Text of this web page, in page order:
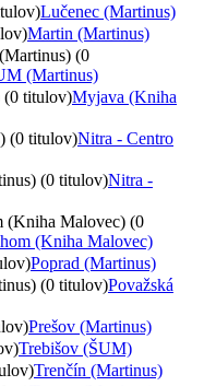
Lučenec (Martinus)
Martin (Martinus)
(0
(Martinus)
titulov)Myjava (Kniha
(0 titulov)Nitra - Centro
(0 titulov)Nitra -
(Kniha Malovec) (0
(Kniha Malovec)
Poprad (Martinus)
(0 titulov)Považská
Prešov (Martinus)
Trebišov (ŠUM)
Trenčín (Martinus)